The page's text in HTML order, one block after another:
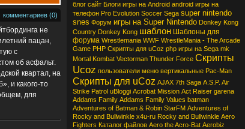
комментариев (0)
не
пацан,
с
об асфальт.
квартал, на
и какого-то
для
блог сайт Блоги игры на Android android игры на
телефон Pro Evolution Soccer Sega super nintendo
snes Форум игры на Super Nintendo Donkey Kong
Country Donkey Kong шаблон Шаблоны для
форума Wrestlemania WWF WrestleMania - The Arcade
Game PHP Скрипты для uCoz php игры на Sega mk
Mortal Kombat Vectorman Thunder Force Скрипты
Ucoz пользователи меню вертикальные Pac-Man
Скрипты для uCoz AJAX 7th Saga A.S.P. Air
Strike Patrol uBloggi Acrobat Mission Act Raiser garena
Addams Family Addams Family Values batman
Adventures of Batman & Robin StarFM Adventures of
Rocky and Bullwinkle x4u-ru Rocky and Bullwinkle Aero
Fighters Каталог файлов Aero the Acro-Bat Aerobiz